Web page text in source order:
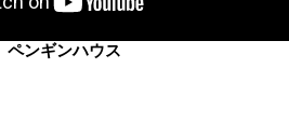
ンギンハウス